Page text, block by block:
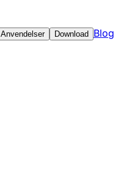
Anvendelser Download Blog